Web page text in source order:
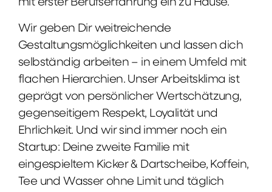
mit erster Berufserfahrung ein zu Hause.
Wir geben Dir weitreichende
Gestaltungsmöglichkeiten und lassen dich
selbständig arbeiten – in einem Umfeld mit
flachen Hierarchien. Unser Arbeitsklima ist
geprägt von persönlicher Wertschätzung,
gegenseitigem Respekt, Loyalität und
Ehrlichkeit. Und wir sind immer noch ein
Startup: Deine zweite Familie mit
eingespieltem Kicker & Dartscheibe, Koffein,
Tee und Wasser ohne Limit und täglich